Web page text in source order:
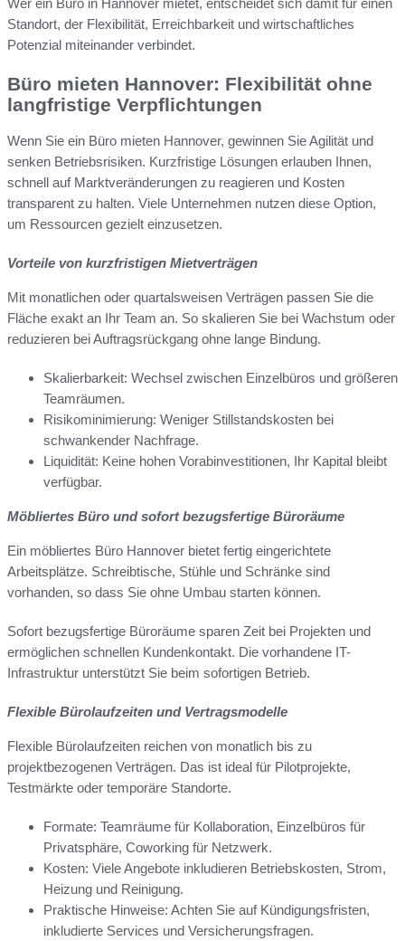
Standort, der Flexibilität, Erreichbarkeit und wirtschaftliches
Potenzial miteinander verbindet.
Büro mieten Hannover: Flexibilität ohne
langfristige Verpflichtungen
Wenn Sie ein Büro mieten Hannover, gewinnen Sie Agilität und
senken Betriebsrisiken. Kurzfristige Lösungen erlauben Ihnen,
schnell auf Marktveränderungen zu reagieren und Kosten
transparent zu halten. Viele Unternehmen nutzen diese Option,
um Ressourcen gezielt einzusetzen.
Vorteile von kurzfristigen Mietverträgen
Mit monatlichen oder quartalsweisen Verträgen passen Sie die
Fläche exakt an Ihr Team an. So skalieren Sie bei Wachstum oder
reduzieren bei Auftragsrückgang ohne lange Bindung.
Skalierbarkeit: Wechsel zwischen Einzelbüros und größeren
Teamräumen.
Risikominimierung: Weniger Stillstandskosten bei
schwankender Nachfrage.
Liquidität: Keine hohen Vorabinvestitionen, Ihr Kapital bleibt
verfügbar.
Möbliertes Büro und sofort bezugsfertige Büroräume
Ein möbliertes Büro Hannover bietet fertig eingerichtete
Arbeitsplätze. Schreibtische, Stühle und Schränke sind
vorhanden, so dass Sie ohne Umbau starten können.
Sofort bezugsfertige Büroräume sparen Zeit bei Projekten und
ermöglichen schnellen Kundenkontakt. Die vorhandene IT-
Infrastruktur unterstützt Sie beim sofortigen Betrieb.
Flexible Bürolaufzeiten und Vertragsmodelle
Flexible Bürolaufzeiten reichen von monatlich bis zu
projektbezogenen Verträgen. Das ist ideal für Pilotprojekte,
Testmärkte oder temporäre Standorte.
Formate: Teamräume für Kollaboration, Einzelbüros für
Privatsphäre, Coworking für Netzwerk.
Kosten: Viele Angebote inkludieren Betriebskosten, Strom,
Heizung und Reinigung.
Praktische Hinweise: Achten Sie auf Kündigungsfristen,
inkludierte Services und Versicherungsfragen.